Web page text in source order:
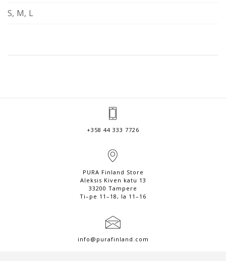
S, M, L
+358 44 333 7726
PURA Finland Store
Aleksis Kiven katu 13
33200 Tampere
Ti–pe 11–18, la 11–16
info@purafinland.com